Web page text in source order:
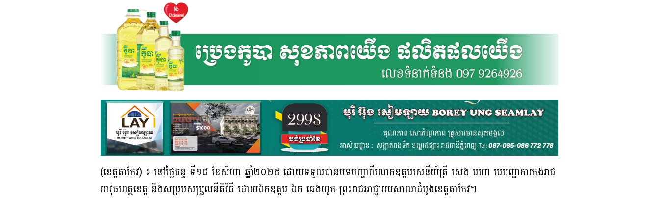
(ខេត្តតាកែវ) ៖ នៅថ្ងៃចន្ទ ទី១៨ ខែសីហា ឆ្នាំ២០២៥ ដោយទទួលបានបទបញ្ជាពីលោកឧត្តមសេនីយ៍ត្រី សេង មហា មេបញ្ជាការកងរាជ
អាវុធហត្ថខេត្ត និងសម្របសម្រួលនីតិវិធី ដោយឯកឧត្តម ឯក ឆេងហួត ព្រះរាជអាជ្ញាអមសាលាដំបូងខេត្តតាកែវ។